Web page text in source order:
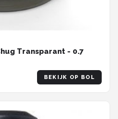
Transparant - 0.7
BEKIJK OP BOL